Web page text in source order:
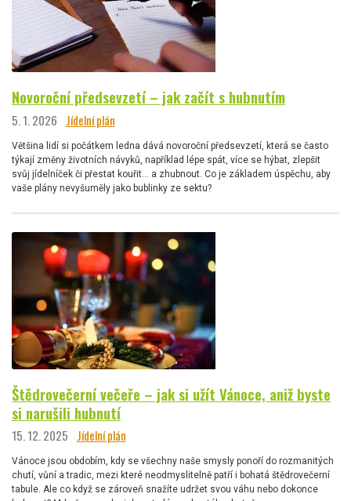
Novoroční předsevzetí – jak začít s hubnutím
5. 1. 2026 Jídelní plán
Většina lidí si počátkem ledna dává novoroční předsevzetí, která se často
týkají změny životních návyků, například lépe spát, více se hýbat, zlepšit
svůj jídelníček či přestat kouřit… a zhubnout. Co je základem úspěchu, aby
vaše plány nevyšuměly jako bublinky ze sektu?
Štědrovečerní večeře – jak si užít Vánoce, aniž byste
si narušili hubnutí
15. 12. 2025 Jídelní plán
Vánoce jsou obdobím, kdy se všechny naše smysly ponoří do rozmanitých
chutí, vůní a tradic, mezi které neodmyslitelně patří i bohatá štědrovečerní
tabule. Ale co když se zároveň snažíte udržet svou váhu nebo dokonce